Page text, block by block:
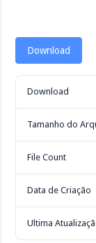
Download
Download
Tamanho do
File Count
Data de Criação
Ultima